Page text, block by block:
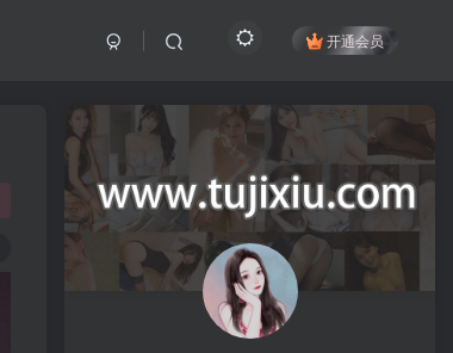
开通会员